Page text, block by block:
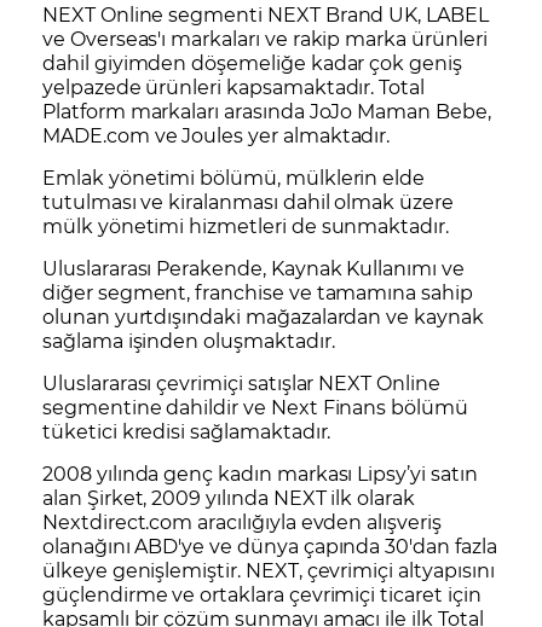
NEXT Online segmenti NEXT Brand UK, LABEL
ve Overseas'ı markaları ve rakip marka ürünleri
dahil giyimden döşemeliğe kadar çok geniş
yelpazede ürünleri kapsamaktadır. Total
Platform markaları arasında JoJo Maman Bebe,
MADE.com ve Joules yer almaktadır.
Emlak yönetimi bölümü, mülklerin elde
tutulması ve kiralanması dahil olmak üzere
mülk yönetimi hizmetleri de sunmaktadır.
Uluslararası Perakende, Kaynak Kullanımı ve
diğer segment, franchise ve tamamına sahip
olunan yurtdışındaki mağazalardan ve kaynak
sağlama işinden oluşmaktadır.
Uluslararası çevrimiçi satışlar NEXT Online
segmentine dahildir ve Next Finans bölümü
tüketici kredisi sağlamaktadır.
2008 yılında genç kadın markası Lipsy’yi satın
alan Şirket, 2009 yılında NEXT ilk olarak
Nextdirect.com aracılığıyla evden alışveriş
olanağını ABD'ye ve dünya çapında 30'dan fazla
ülkeye genişlemiştir. NEXT, çevrimiçi altyapısını
güçlendirme ve ortaklara çevrimiçi ticaret için
kapsamlı bir çözüm sunmayı amacı ile ilk Total